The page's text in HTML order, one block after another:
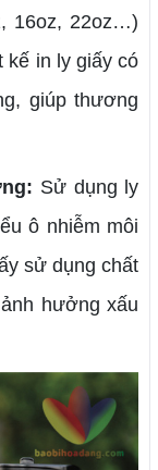
16oz, 22oz…)
kế in ly giấy có
giúp thương
Sử dụng ly
ô nhiễm môi
sử dụng chất
hưởng xấu